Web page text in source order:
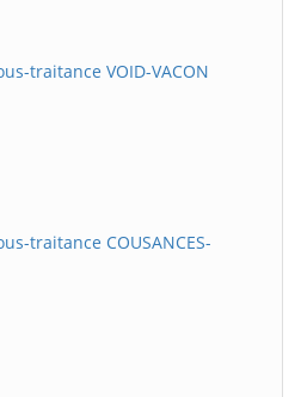
traitance VOID-VACON
traitance COUSANCES-